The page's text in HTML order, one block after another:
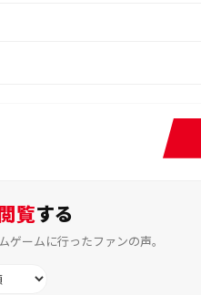
覧する
ゲームに行ったファンの声。